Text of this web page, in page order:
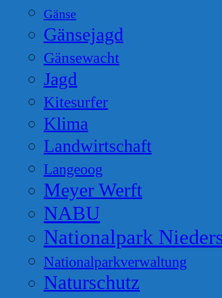
Gänse
Gänsejagd
Gänsewacht
Jagd
Kitesurfer
Klima
Landwirtschaft
Langeoog
Meyer Werft
NABU
Nationalpark
Nationalparkverwaltung
Naturschutz